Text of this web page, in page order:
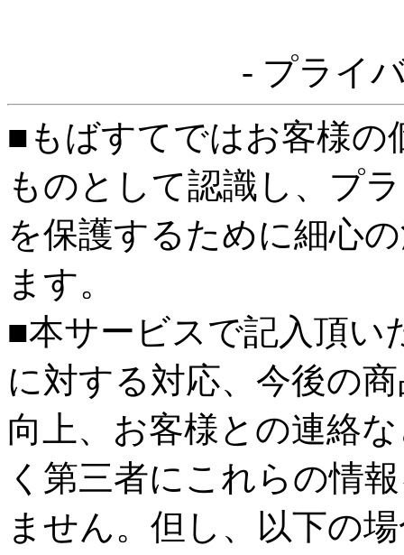
- プライ
■もばすてではお客様の
ものとして認識し、プ
を保護するために細心
ます。
■本サービスで記入頂い
に対する対応、今後の
向上、お客様との連絡
く第三者にこれらの情
ません。但し、以下の